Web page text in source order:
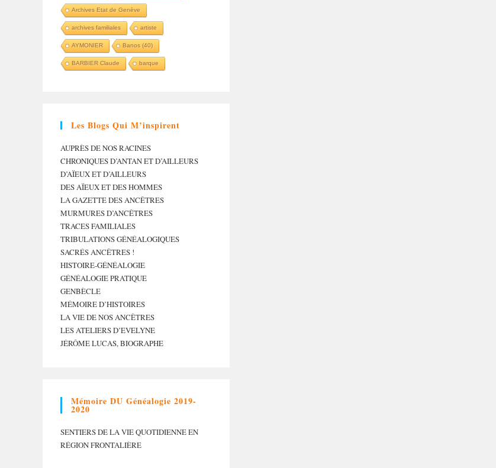
Archives Etat de Genève
archives familiales artiste
AYMONIER Banos (40)
BARBIER Claude barque
Les Blogs Qui M’inspirent
AUPRÈS DE NOS RACINES
CHRONIQUES D’ANTAN ET D’AILLEURS
D’AÏEUX ET D’AILLEURS
DES AÏEUX ET DES HOMMES
LA GAZETTE DES ANCÊTRES
MURMURES D’ANCÊTRES
TRACES FAMILIALES
TRIBULATIONS GÉNÉALOGIQUES
SACRÉS ANCÊTRES !
HISTOIRE-GÉNÉALOGIE
GÉNÉALOGIE PRATIQUE
GENBÈCLE
MÉMOIRE D’HISTOIRES
LA VIE DE NOS ANCÊTRES
LES ATELIERS D’EVELYNE
JÉRÔME LUCAS, BIOGRAPHE
Mémoire DU Généalogie 2019-
2020
SENTIERS DE LA VIE QUOTIDIENNE EN
RÉGION FRONTALIÈRE